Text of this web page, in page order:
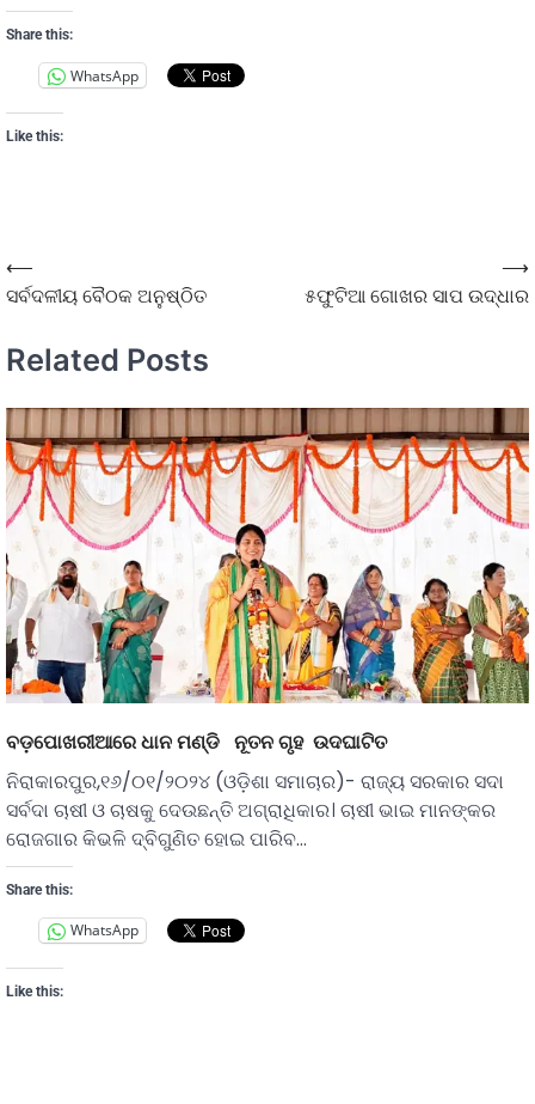
Share this:
WhatsApp
Like this:
⟵
ସର୍ବଦଳୀୟ ବୈଠକ ଅନୁଷ୍ଠିତ
୫ଫୁଟିଆ ଗୋଖର ସାପ ଉଦ୍ଧାର
⟶
Related Posts
ବଡ଼ପୋଖରୀଆରେ ଧାନ ମଣ୍ଡି ନୂତନ ଗୃହ ଉଦଘାଟିତ
ନିରାକାରପୁର,୧୬/୦୧/୨୦୨୪ (ଓଡ଼ିଶା ସମାଚାର)- ରାଜ୍ୟ ସରକାର ସଦା
ସର୍ବଦା ଚାଷୀ ଓ ଚାଷକୁ ଦେଉଛନ୍ତି ଅଗ୍ରାଧିକାର। ଚାଷୀ ଭାଇ ମାନଙ୍କର
ରୋଜଗାର କିଭଳି ଦ୍ବିଗୁଣିତ ହୋଇ ପାରିବ…
Share this:
WhatsApp
Like this: